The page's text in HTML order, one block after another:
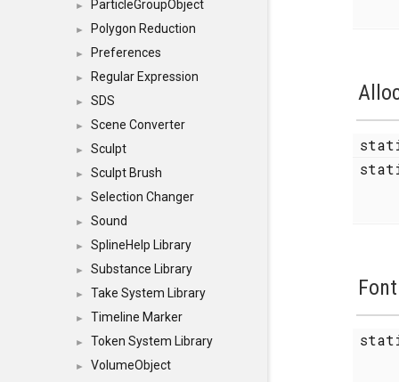
► ParticleGroupObject
► Polygon Reduction
► Preferences
► Regular Expression
► SDS
► Scene Converter
► Sculpt
► Sculpt Brush
► Selection Changer
► Sound
► SplineHelp Library
► Substance Library
► Take System Library
► Timeline Marker
► Token System Library
► VolumeObject
Font